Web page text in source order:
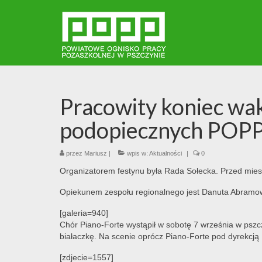
Pracowity koniec
podopiecznych
przez Mariusz | wpis w: Aktualności | 0
Organizatorem festynu była Rada Sołecka. Przed
Opiekunem zespołu regionalnego jest Danuta
[galeria=940]
Chór Piano-Forte wystąpił w sobotę 7 września w
białaczkę. Na scenie oprócz Piano-Forte pod dyrekcją
[zdjecie=1557]